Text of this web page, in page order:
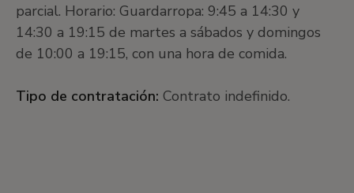
parcial. Horario: Guardarropa: 9:45 a 14:30 y
14:30 a 19:15 de martes a sábados y domingos
de 10:00 a 19:15, con una hora de comida.
Tipo de contratación: Contrato indefinido.